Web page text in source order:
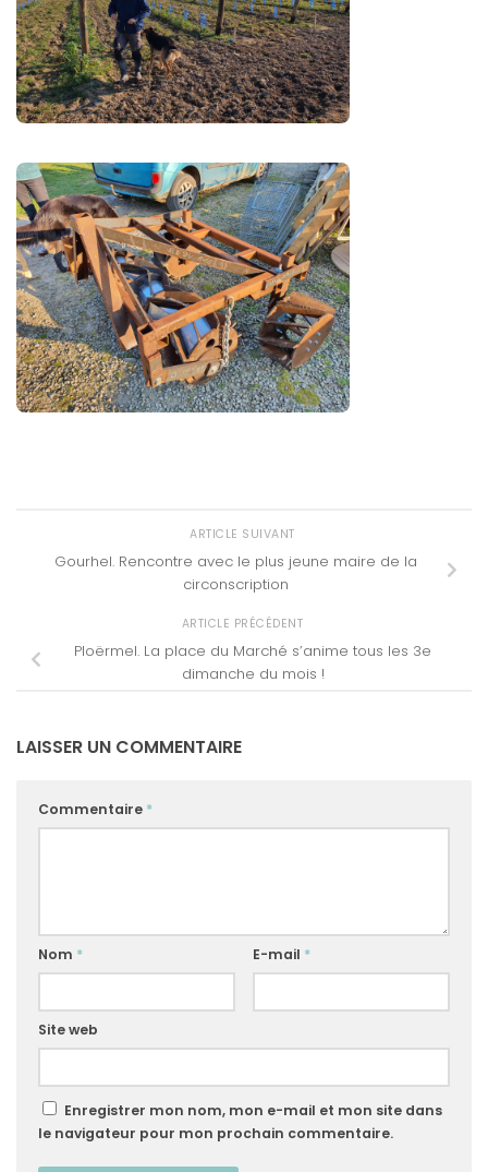
ARTICLE SUIVANT
Gourhel. Rencontre avec le plus jeune maire de la
circonscription
ARTICLE PRÉCÉDENT
Ploërmel. La place du Marché s’anime tous les 3e
dimanche du mois !
LAISSER UN COMMENTAIRE
Commentaire *
Nom * E-mail *
Site web
Enregistrer mon nom, mon e-mail et mon site dans
le navigateur pour mon prochain commentaire.